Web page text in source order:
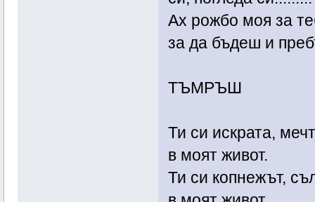
Ах рожбо моя за
за да бъдеш и
ТЪМРЪШ
Ти си искрата,
в моят живот.
Ти си копнежът,